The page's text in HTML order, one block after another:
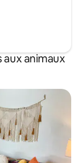
aux animaux
aimés